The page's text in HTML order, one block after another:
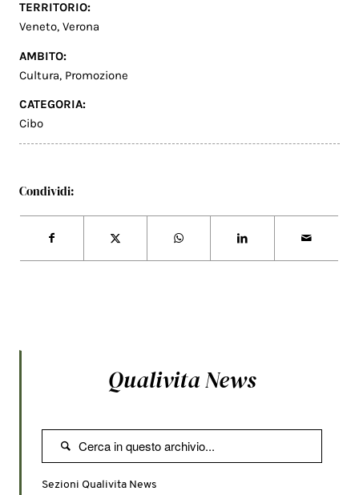
TERRITORIO:
Veneto,Verona
AMBITO:
Cultura, Promozione
CATEGORIA:
Cibo
Condividi:
Qualivita News

Sezioni Qualivita News